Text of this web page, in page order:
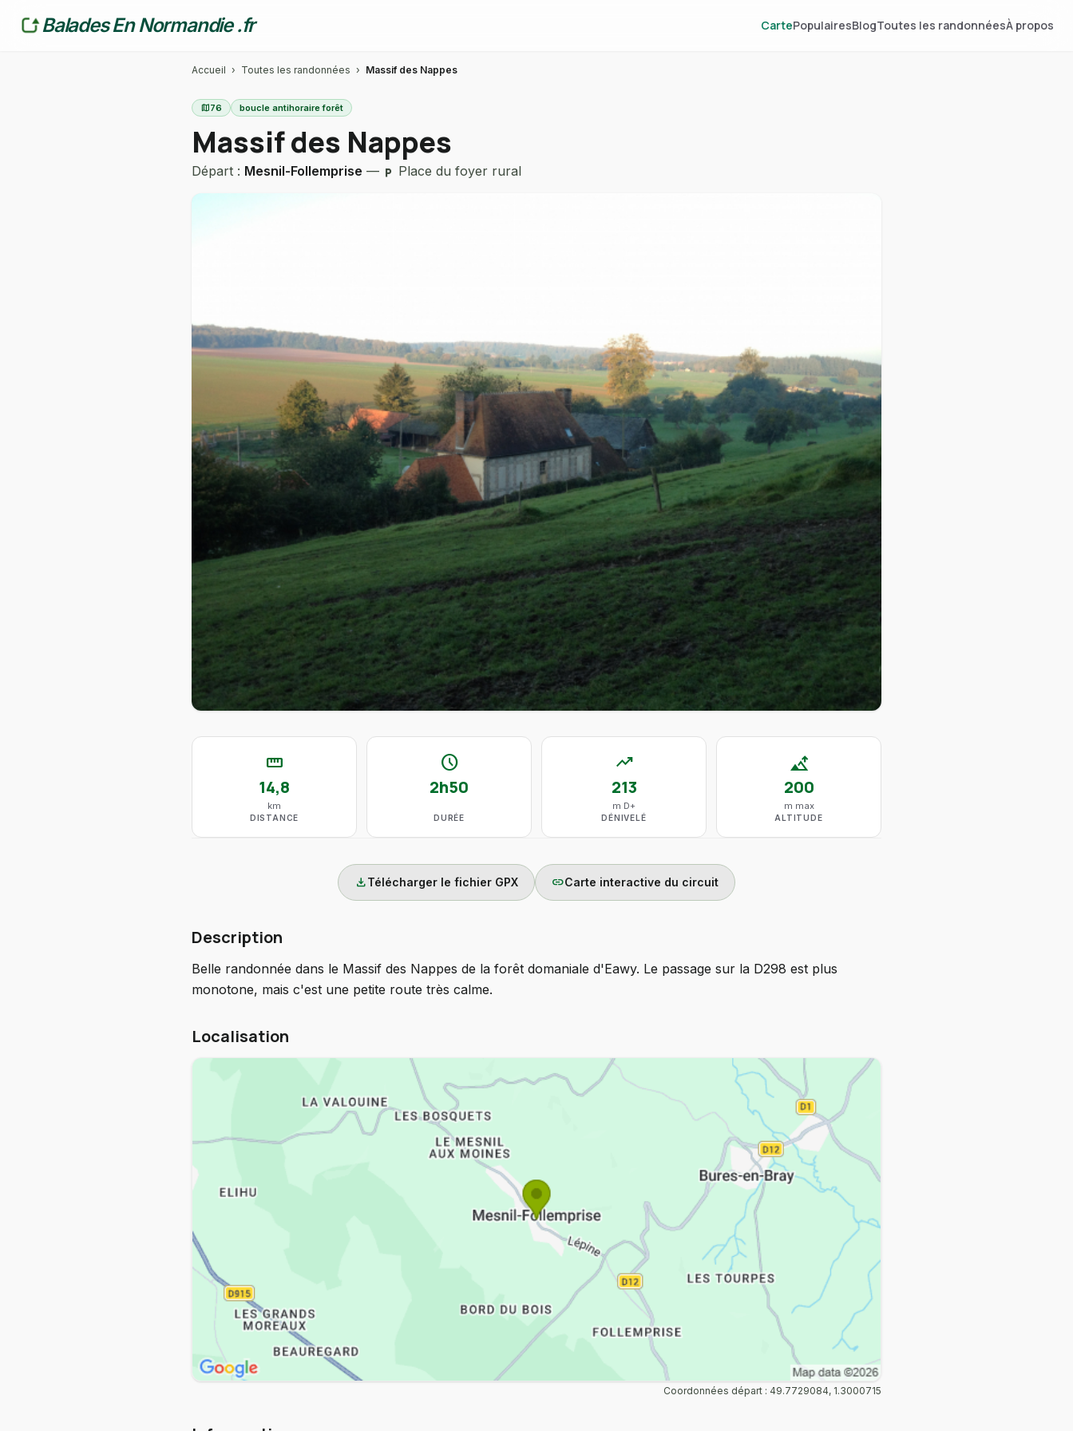
Balades En Normandie .fr CartePopulairesBlogToutes les randonnéesÀ propos
Accueil › Toutes les randonnées › Massif des Nappes
map76 boucle antihoraire forêt
Massif des Nappes
Départ : Mesnil-Follemprise — local_parking Place du foyer rural
straighten
14,8
km
DISTANCE
schedule
2h50
DURÉE
trending_up
213
m D+
DÉNIVELÉ
altitude
200
m max
ALTITUDE
downloadTélécharger le fichier GPX linkCarte interactive du circuit
Description
Belle randonnée dans le Massif des Nappes de la forêt domaniale d'Eawy. Le passage sur la D298 est plus
monotone, mais c'est une petite route très calme.
Localisation
Coordonnées départ : 49.7729084, 1.3000715